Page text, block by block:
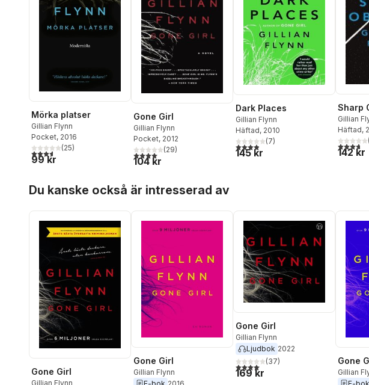
Mörka platser
Gillian Flynn
Pocket, 2016
3,6utav 5 stjärnor. Totalt antal röster:
(25)
99 kr
Gone Girl
Gillian Flynn
Pocket, 2012
4,0utav 5 stjärnor. Totalt antal röster:
(29)
104 kr
Dark Places
Gillian Flynn
Häftad, 2010
3,9utav 5 stjärnor. Totalt antal röster:
(7)
145 kr
Sharp
Gillian
Häftad,
3,7utav
142 kr
Du kanske också är intresserad av
Gone Girl
Gillian Flynn
Gone Girl
Gillian Flynn
Gone Girl
Gillian Flynn
Ljudbok 2022
4,0utav 5 stjärnor. Totalt antal röster:
(37)
169 kr
Gone
Gillian